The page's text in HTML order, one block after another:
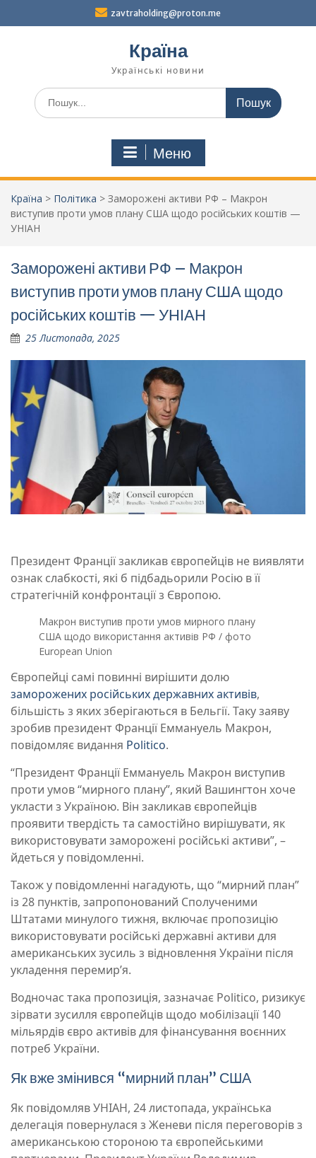
zavtraholding@proton.me
Країна
Українські новини
Шукати:
Меню
Країна > Політика > Заморожені активи РФ – Макрон
виступив проти умов плану США щодо російських коштів —
УНІАН
Заморожені активи РФ – Макрон
виступив проти умов плану США щодо
російських коштів — УНІАН
25 Листопада, 2025
Президент Франції закликав європейців не виявляти
ознак слабкості, які б підбадьорили Росію в її
стратегічній конфронтації з Європою.
Макрон виступив проти умов мирного плану
США щодо використання активів РФ / фото
European Union
Європейці самі повинні вирішити долю
заморожених російських державних активів,
більшість з яких зберігаються в Бельгії. Таку заяву
зробив президент Франції Еммануель Макрон,
повідомляє видання Politico.
“Президент Франції Еммануель Макрон виступив
проти умов “мирного плану”, який Вашингтон хоче
укласти з Україною. Він закликав європейців
проявити твердість та самостійно вирішувати, як
використовувати заморожені російські активи”, –
йдеться у повідомленні.
Також у повідомленні нагадують, що “мирний план”
із 28 пунктів, запропонований Сполученими
Штатами минулого тижня, включає пропозицію
використовувати російські державні активи для
американських зусиль з відновлення України після
укладення перемир’я.
Водночас така пропозиція, зазначає Politico, ризикує
зірвати зусилля європейців щодо мобілізації 140
мільярдів євро активів для фінансування воєнних
потреб України.
Як вже змінився “мирний план” США
Як повідомляв УНІАН, 24 листопада, українська
делегація повернулася з Женеви після переговорів з
американською стороною та європейськими